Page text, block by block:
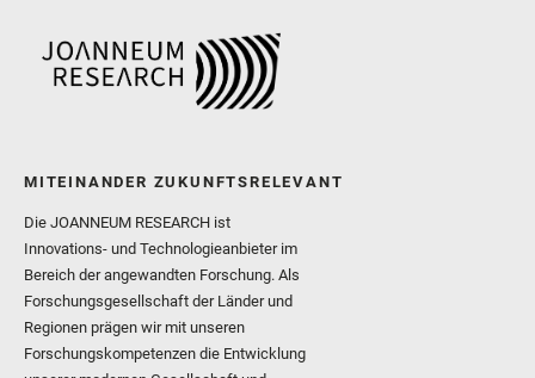
MITEINANDER ZUKUNFTSRELEVANT
Die JOANNEUM RESEARCH ist
Innovations- und Technologieanbieter im
Bereich der angewandten Forschung. Als
Forschungsgesellschaft der Länder und
Regionen prägen wir mit unseren
Forschungskompetenzen die Entwicklung